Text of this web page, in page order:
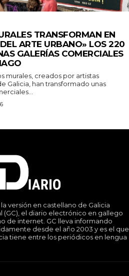
TRANSFORMAN EN
ARTE URBANO» LOS 220
GALERÍAS COMERCIALES
murales, creados por artistas
Galicia, han transformado unas
versión en castellano de Galicia
(GC), el diario electrónico en gallego
de internet. GC lleva informando
desde el año 2003 y es el que
tiene entre los periódicos en lengua